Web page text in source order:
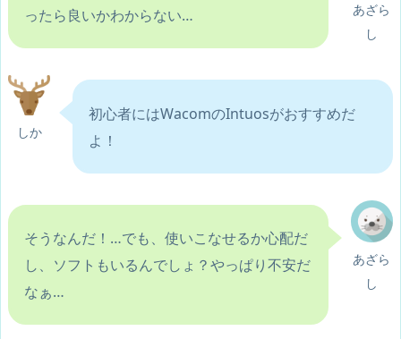
あざら
し
ったら良いかわからない…
しか
初心者にはWacomのIntuosがおすすめだ
よ！
あざら
し
そうなんだ！…でも、使いこなせるか心配だ
し、ソフトもいるんでしょ？やっぱり不安だ
なぁ…